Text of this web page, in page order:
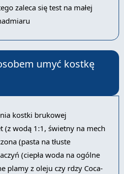
zaleca się test na małej
umyć kostkę
kostki brukowej
(z wodą 1:1, świetny na mech
(pasta na tłuste
(ciepła woda na ogólne
plamy z oleju czy rdzy Coca-